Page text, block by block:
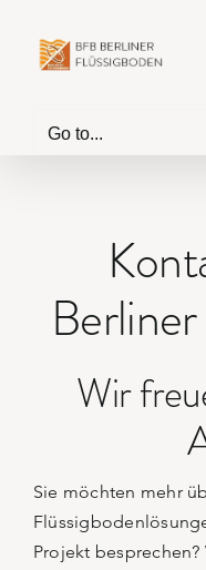
content
Go to...
Wir
Sie möchten mehr
Projekt